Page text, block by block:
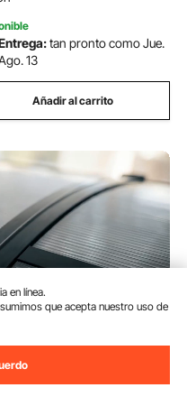
tan pronto como Jue.
13
Añadir al carrito
en línea.
que acepta nuestro uso de